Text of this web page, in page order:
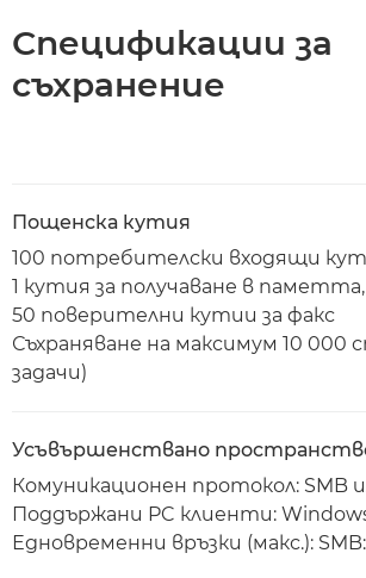
Спецификации за
съхранение
Пощенска кутия
100 потребителски входящи
1 кутия за получаване в паметта,
50 поверителни кутии за факс
Съхраняване на максимум 10 000
задачи)
Усъвършенствано
Комуникационен протокол: SMB
Поддържани PC клиенти:
Едновременни връзки (макс.):